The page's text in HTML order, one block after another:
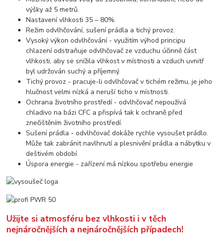
výšky až 5 metrů.
Nastavení vlhkosti 35 – 80%.
Režim odvlhčování, sušení prádla a tichý provoz.
Vysoký výkon odvlhčování - využitím výhod principu
chlazení odstraňuje odvlhčovač ze vzduchu účinně část
vlhkosti, aby se snížila vlhkost v místnosti a vzduch uvnitř
byl udržován suchý a příjemný.
Tichý provoz - pracuje-li odvlhčovač v tichém režimu, je jeho
hlučnost velmi nízká a neruší ticho v místnosti.
Ochrana životního prostředí - odvlhčovač nepoužívá
chladivo na bázi CFC a přispívá tak k ochraně před
znečištěním životního prostředí.
Sušení prádla - odvlhčovač dokáže rychle vysoušet prádlo.
Může tak zabránit navlhnutí a plesnivění prádla a nábytku v
deštivém období.
Úspora energie - zařízení má nízkou spotřebu energie
Užijte si atmosféru bez vlhkosti i v těch
nejnáročnějších a nejnáročnějších případech!